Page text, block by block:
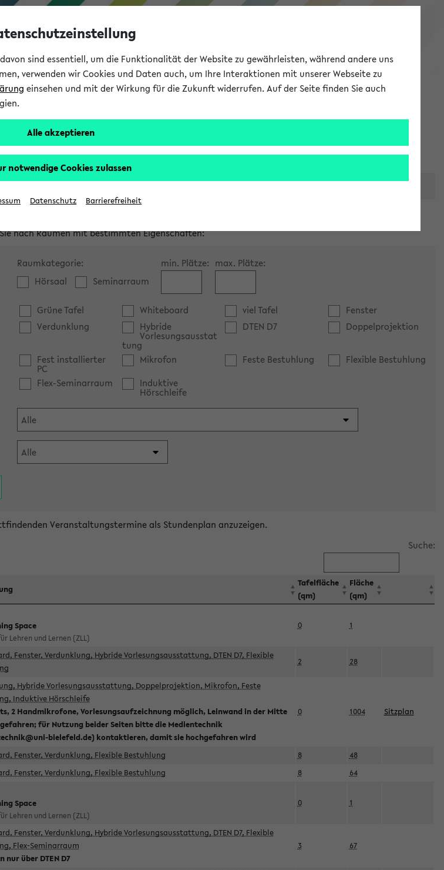
eKVV
nach Räumen mit bestimmten Eigenschaften:
Raumkategorie:
Hörsaal
Seminarraum
min. Plätze: max. Plätze:
Grüne Tafel Whiteboard viel Tafel
Fenster
Verdunklung
Hybride
Vorlesungsausstat
tung
DTEN D7 Doppelprojektion
Fest installierter
PC
Mikrofon Feste Bestuhlung
Flexible Bestuhlung
Flex-Seminarraum
Induktive
Hörschleife
Veranstaltungstermine als Stundenplan anzuzeigen.
Suche:
Tafelfläche
(qm)
Fläche
(qm)
Space
Lehren und Lernen (ZLL)
0 1
Fenster, Verdunklung, Hybride Vorlesungsausstattung, DTEN D7, Flexible
2 28
Hybride Vorlesungsausstattung, Doppelprojektion, Mikrofon, Feste
Induktive Hörschleife
2 Handmikrofone, Vorlesungsaufzeichnung möglich, Leinwand in der Mitte
für Nutzung beider Seiten bitte die Medientechnik
bielefeld.de) kontaktieren, damit sie hochgefahren wird
0 1004 Sitzplan
Fenster, Verdunklung, Flexible Bestuhlung 8
48
Fenster, Verdunklung, Flexible Bestuhlung 8 64
Space
Lehren und Lernen (ZLL)
0 1
Fenster, Verdunklung, Hybride Vorlesungsausstattung, DTEN D7, Flexible
Flex-Seminarraum
nur über DTEN D7
3 67
sind essentiell, um die Funktionalität der Website zu gewährleisten, während andere uns
verwenden wir Cookies und Daten auch, um Ihre Interaktionen mit unserer Webseite zu
einsehen und mit der Wirkung für die Zukunft widerrufen. Auf der Seite finden Sie auch
Alle akzeptieren
notwendige Cookies zulassen
Datenschutz Barrierefreiheit